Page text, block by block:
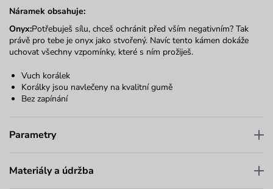
Náramek obsahuje:
Onyx:Potřebuješ sílu, chceš ochránit před vším negativním? Tak
právě pro tebe je onyx jako stvořený. Navíc tento kámen dokáže
uchovat všechny vzpomínky, které s ním prožiješ.
Vuch korálek
Korálky jsou navlečeny na kvalitní gumě
Bez zapínání
Parametry
Materiály a údržba